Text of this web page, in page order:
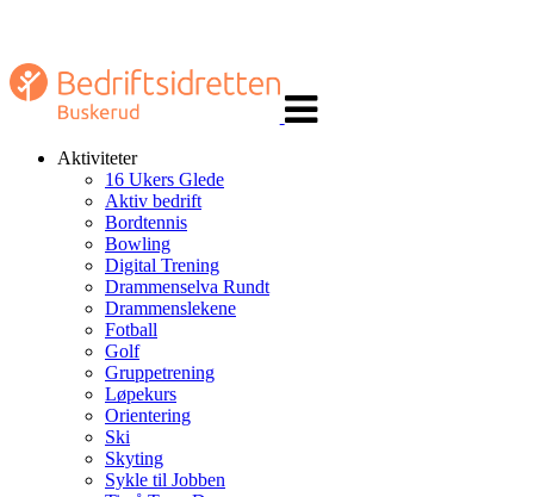
navigasjon
Aktiviteter
16 Ukers Glede
Aktiv bedrift
Bordtennis
Bowling
Digital Trening
Drammenselva Rundt
Drammenslekene
Fotball
Golf
Gruppetrening
Løpekurs
Orientering
Ski
Skyting
Sykle til Jobben